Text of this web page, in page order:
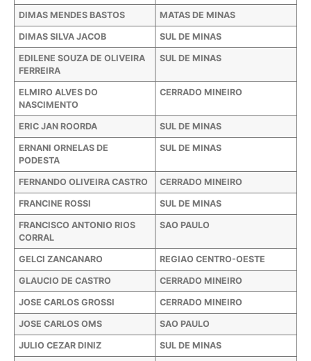
DIMAS MENDES BASTOS MATAS DE MINAS
DIMAS SILVA JACOB SUL DE MINAS
EDILENE SOUZA DE OLIVEIRA
FERREIRA
SUL DE MINAS
ELMIRO ALVES DO
NASCIMENTO
CERRADO MINEIRO
ERIC JAN ROORDA SUL DE MINAS
ERNANI ORNELAS DE
PODESTA
SUL DE MINAS
FERNANDO OLIVEIRA CASTRO CERRADO MINEIRO
FRANCINE ROSSI SUL DE MINAS
FRANCISCO ANTONIO RIOS
CORRAL
SAO PAULO
GELCI ZANCANARO REGIAO CENTRO-OESTE
GLAUCIO DE CASTRO CERRADO MINEIRO
JOSE CARLOS GROSSI CERRADO MINEIRO
JOSE CARLOS OMS SAO PAULO
JULIO CEZAR DINIZ SUL DE MINAS